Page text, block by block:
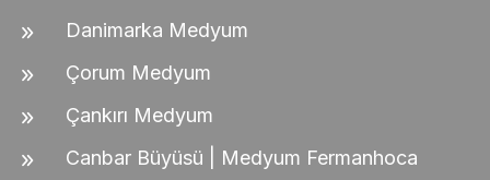
Danimarka Medyum
Çorum Medyum
Çankırı Medyum
Canbar Büyüsü | Medyum Fermanhoca